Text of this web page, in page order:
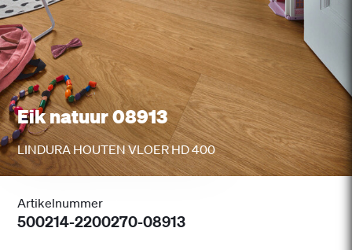
Eik natuur 08913
LINDURA HOUTEN VLOER HD 400
Artikelnummer
500214-2200270-08913